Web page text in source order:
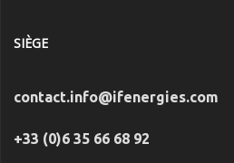
SIÈGE
contact.info@ifenergies.com
+33 (0)6 35 66 68 92